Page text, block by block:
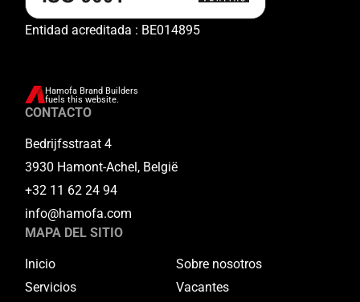
Entidad acreditada : BE014895
Hamofa Brand Builders
fuels this website.
CONTACTO
Bedrijfsstraat 4
3930 Hamont-Achel, België
+32 11 62 24 94
info@hamofa.com
MAPA DEL SITIO
Inicio
Sobre nosotros
Servicios
Vacantes